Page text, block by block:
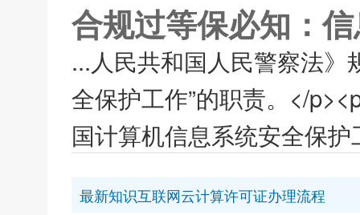
合规过等保必知：
...人民共和国人民警察法》
全保护工作”的职责。</
国计算机信息系统安全保
最新知识互联网云计算许可证办理流程